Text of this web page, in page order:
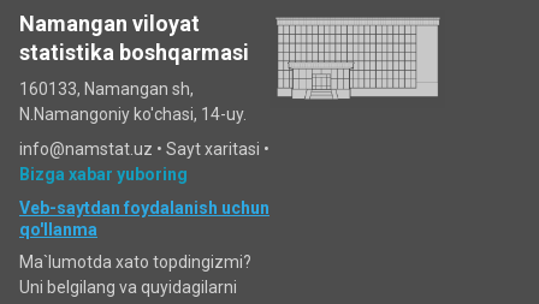
Namangan viloyat
statistika boshqarmasi
160133, Namangan sh,
N.Namangoniy ko'chasi, 14-uy.
info@namstat.uz • Sayt xaritasi •
Bizga xabar yuboring
Veb-saytdan foydalanish uchun
qo'llanma
Ma`lumotda xato topdingizmi?
Uni belgilang va quyidagilarni